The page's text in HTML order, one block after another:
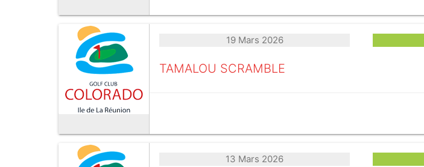
19 Mars 2026
TAMALOU SCRAMBLE
13 Mars 2026